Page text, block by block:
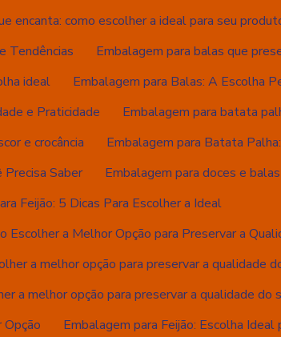
encanta: como escolher a ideal para seu
Tendências
Embalagem para balas que
ideal
Embalagem para Balas: A Escolha
e Praticidade
Embalagem para batata
e crocância
Embalagem para Batata
Saber
Embalagem para doces e
Feijão: 5 Dicas Para Escolher a Ideal
Escolher a Melhor Opção para Preservar a
a melhor opção para preservar a qualidade
a melhor opção para preservar a qualidade do
Opção
Embalagem para Feijão: Escolha Ideal